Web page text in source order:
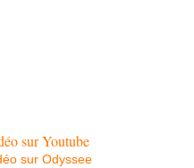
sur Youtube
sur Odyssee